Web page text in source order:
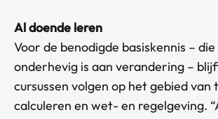
Al doende leren
Voor de benodigde basiskennis –
onderhevig is aan verandering –
cursussen volgen op het gebied van
calculeren en wet- en regelgeving.